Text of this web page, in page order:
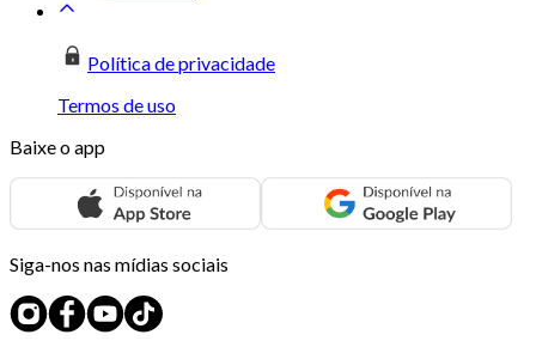
Política de privacidade
Termos de uso
Baixe o app
Siga-nos nas mídias sociais